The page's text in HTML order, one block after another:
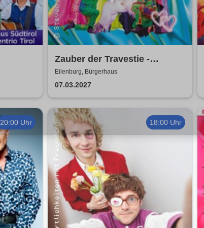
Zauber der Travestie -
Fräulein Luise und ihr
Ensemble - das Original
Eilenburg, Bürgerhaus
07.03.2027
20:00 Uhr 18:00 Uhr